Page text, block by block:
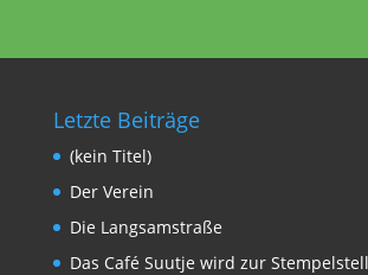
Letzte Beiträge
(kein Titel)
Der Verein
Die Langsamstraße
Das Café Suutje wird zur